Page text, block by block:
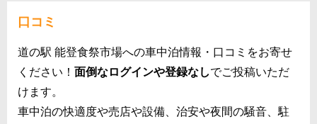
口コミ
道の駅 能登食祭市場への車中泊情報・口コミをお寄せ
ください！ 面倒なログインや登録なしでご投稿いただ
けます。
車中泊の快適度や売店や設備、治安や夜間の騒音、駐